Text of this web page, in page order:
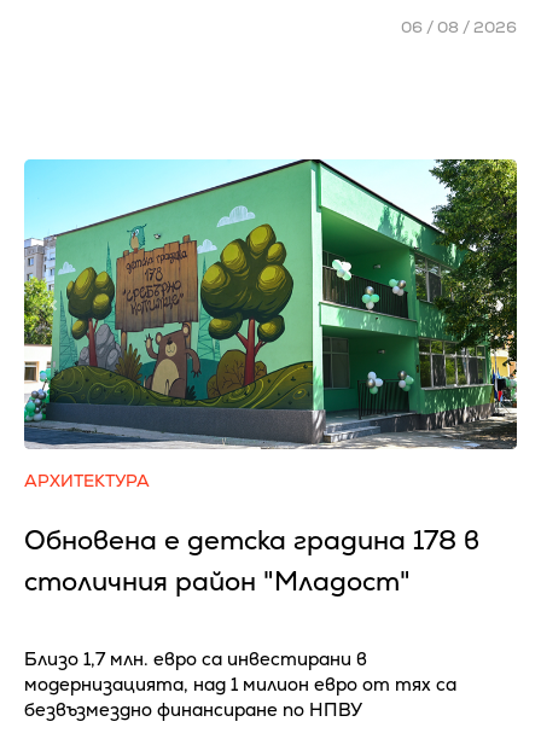
06 / 08 / 2026
АРХИТЕКТУРА
Обновена е детска градина 178 в
столичния район "Младост"
Близо 1,7 млн. евро са инвестирани в
модернизацията, над 1 милион евро от тях са
безвъзмездно финансиране по НПВУ